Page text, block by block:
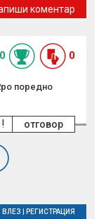
коментар
0 0
поредно
отговор
!
ВЛЕЗ РЕГИСТРАЦИЯ